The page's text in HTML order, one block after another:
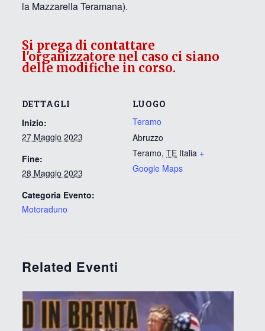
la Mazzarella Teramana).
DETTAGLI
Inizio:
27 Maggio 2023
Fine:
28 Maggio 2023
Categoria Evento:
Motoraduno
LUOGO
Teramo
Abruzzo
Teramo, TE Italia +
Google Maps
Related Eventi
Si prega di contattare
l'organizzatore nel caso ci siano
delle modifiche in corso.